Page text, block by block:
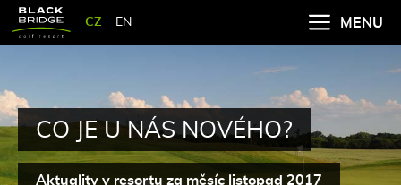
CZ EN MENU
CO JE U NÁS NOVÉHO?
Aktuality v resortu za měsíc listopad 2017